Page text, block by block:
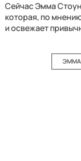
Сейчас Эмма
которая, по
и освежает
ЭММА